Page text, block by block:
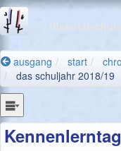
ausgang start
das schuljahr 2018/19